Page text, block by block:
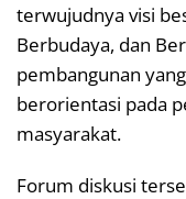
terwujudnya visi
Berbudaya, dan
pembangunan
berorientasi pada
masyarakat.
Forum diskusi